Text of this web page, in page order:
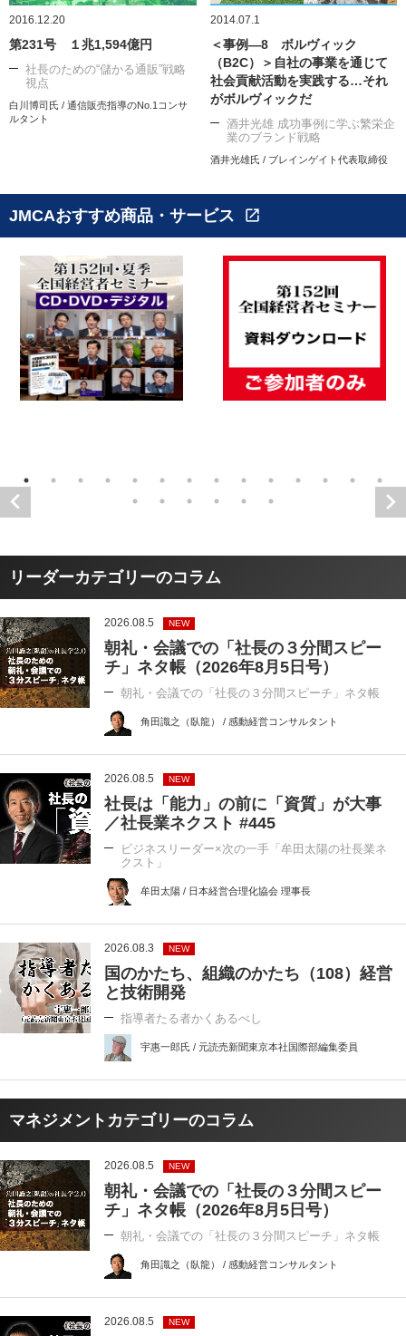
2016.12.20
第231号 １兆1,594億円
社長のための“儲かる通販”戦略
視点
白川博司氏 / 通信販売指導のNo.1コンサ
ルタント
2014.07.1
＜事例―8 ボルヴィック
（B2C）＞自社の事業を通じて
社会貢献活動を実践する…それ
がボルヴィックだ
酒井光雄 成功事例に学ぶ繁栄企
業のブランド戦略
酒井光雄氏 / ブレインゲイト代表取締役
JMCAおすすめ商品・サービス open_in_new
リーダーカテゴリーのコラム
2026.08.5 NEW
朝礼・会議での「社長の３分間スピー
チ」ネタ帳（2026年8月5日号）
朝礼・会議での「社長の３分間スピーチ」ネタ帳
角田識之（臥龍） / 感動経営コンサルタント
2026.08.5 NEW
社長は「能力」の前に「資質」が大事
／社長業ネクスト #445
ビジネスリーダー×次の一手「牟田太陽の社長業ネ
クスト」
牟田太陽 / 日本経営合理化協会 理事長
2026.08.3 NEW
国のかたち、組織のかたち（108）経営
と技術開発
指導者たる者かくあるべし
宇惠一郎氏 / 元読売新聞東京本社国際部編集委員
マネジメントカテゴリーのコラム
2026.08.5 NEW
朝礼・会議での「社長の３分間スピー
チ」ネタ帳（2026年8月5日号）
朝礼・会議での「社長の３分間スピーチ」ネタ帳
角田識之（臥龍） / 感動経営コンサルタント
2026.08.5 NEW